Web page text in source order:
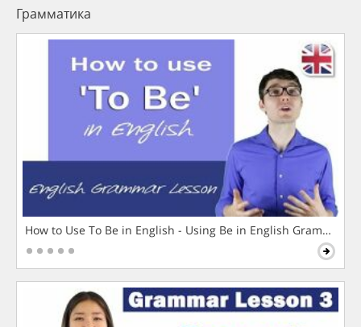
Грамматика
How to Use To Be in English - Using Be in English Grammar